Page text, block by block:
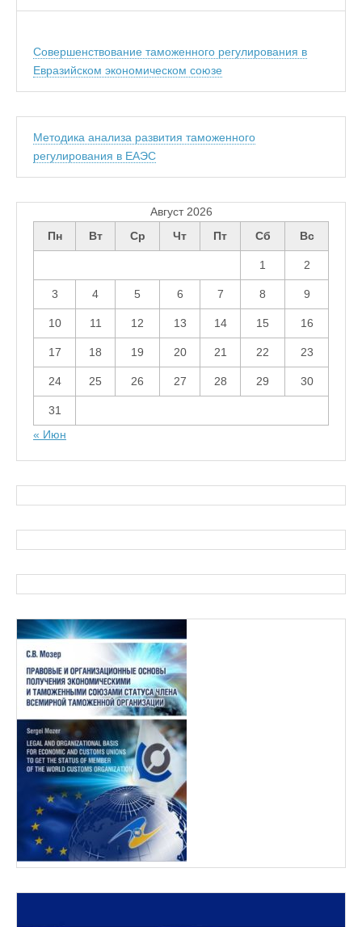
Совершенствование таможенного регулирования в
Евразийском экономическом союзе
Методика анализа развития таможенного
регулирования в ЕАЭС
Август 2026
Пн
Вт Ср Чт Пт Сб Вс
1 2
3 4 5 6 7 8 9
10 11 12 13 14 15 16
17 18 19 20 21 22 23
24 25 26 27 28 29 30
31
« Июн